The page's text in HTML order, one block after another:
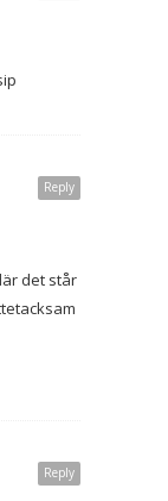
Reply
det står
Reply